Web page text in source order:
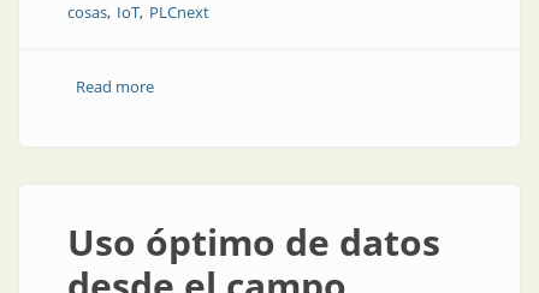
cosas IoT PLCnext
Read moreabout Tu equipamiento tiene un montón para
Uso óptimo de datos